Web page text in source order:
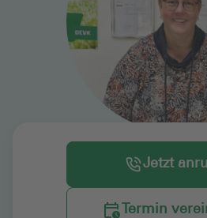
Jetzt
Termin